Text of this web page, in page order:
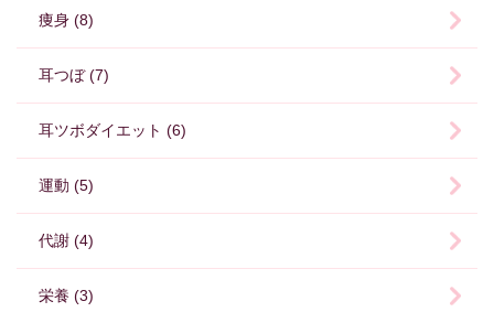
痩身 (8)
耳つぼ (7)
耳ツボダイエット (6)
運動 (5)
代謝 (4)
栄養 (3)